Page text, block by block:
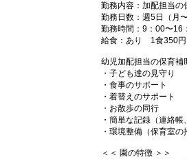
勤務内容：加配担当の
勤務日数：週5日（
勤務時間：9：00〜16
給食：あり 1食350円
幼児加配担当の保育補
・子ども達の見守り
・食事のサポート
・着替えのサポート
・お散歩の同行
・簡単な記録（連絡帳
・環境整備（保育室の
＜＜ 園の特徴 ＞＞